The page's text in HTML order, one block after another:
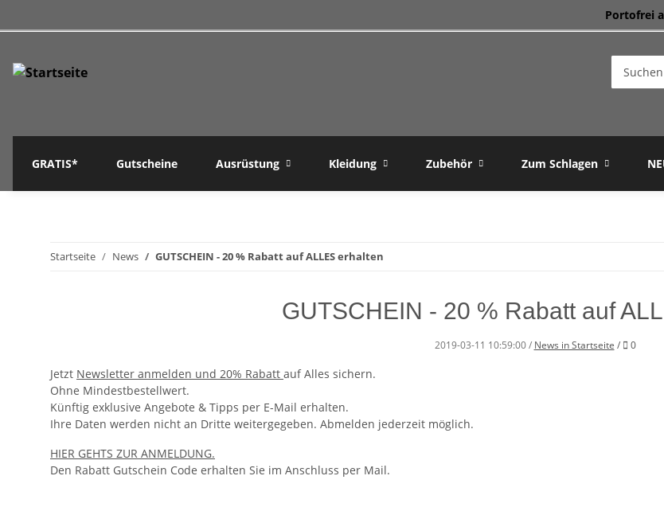
Portofrei
GRATIS* Gutscheine Ausrüstung Kleidung Zubehör Zum Schlagen
Startseite News GUTSCHEIN - 20 % Rabatt auf ALLES erhalten
GUTSCHEIN - 20 % Rabatt auf
2019-03-11 10:59:00 / News in Startseite / 0
Jetzt Newsletter anmelden und 20% Rabatt auf Alles sichern.
Ohne Mindestbestellwert.
Künftig exklusive Angebote & Tipps per E-Mail erhalten.
Ihre Daten werden nicht an Dritte weitergegeben. Abmelden jederzeit möglich.
HIER GEHTS ZUR ANMELDUNG.
Den Rabatt Gutschein Code erhalten Sie im Anschluss per Mail.